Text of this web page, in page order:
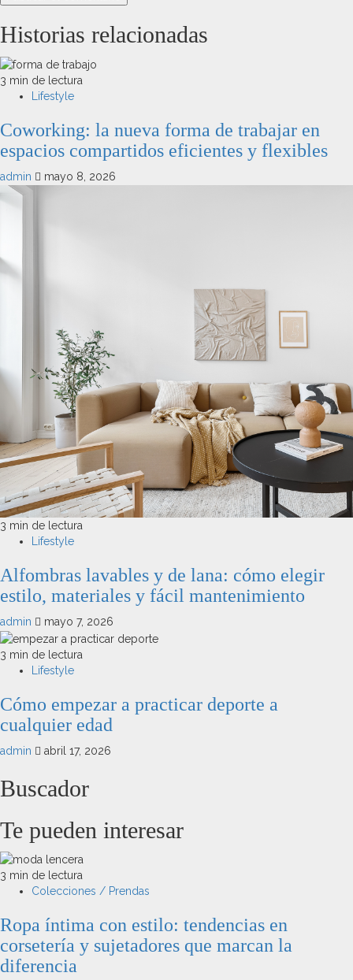
Historias relacionadas
3 min de lectura
Lifestyle
Coworking: la nueva forma de trabajar en
espacios compartidos eficientes y flexibles
admin mayo 8, 2026
3 min de lectura
Lifestyle
Alfombras lavables y de lana: cómo elegir
estilo, materiales y fácil mantenimiento
admin mayo 7, 2026
3 min de lectura
Lifestyle
Cómo empezar a practicar deporte a
cualquier edad
admin abril 17, 2026
Buscador
Te pueden interesar
3 min de lectura
Colecciones / Prendas
Ropa íntima con estilo: tendencias en
corsetería y sujetadores que marcan la
diferencia